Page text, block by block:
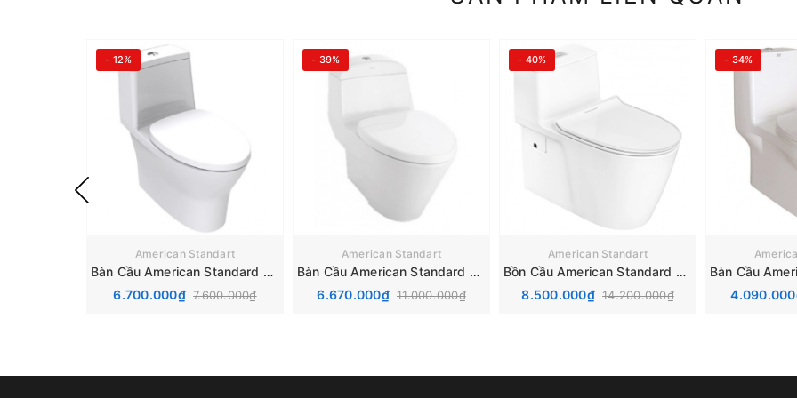
- 12%
American Standart
Bàn Cầu American Standard VF-2530 Flexio 1 Khối
6.700.000₫ 7.600.000₫
- 39%
American Standart
Bàn Cầu American Standard VF-2011 Một Khối Dòng Active
6.670.000₫ 11.000.000₫
- 40%
American Standart
Bồn Cầu American Standard VF-1808ET
8.500.000₫ 14.200.000₫
- 34%